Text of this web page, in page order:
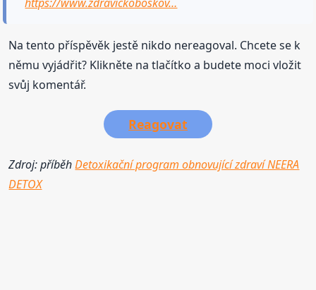
Na tento příspěvěk jestě nikdo nereagoval. Chcete se k
němu vyjádřit? Klikněte na tlačítko a budete moci vložit
svůj komentář.
Reagovat
Zdroj: příběhDetoxikační program obnovující zdraví NEERA
DETOX